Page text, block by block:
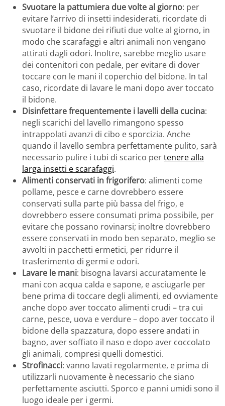
Svuotare la pattumiera due volte al giorno: per
evitare l’arrivo di insetti indesiderati, ricordate di
svuotare il bidone dei rifiuti due volte al giorno, in
modo che scarafaggi e altri animali non vengano
attirati dagli odori. Inoltre, sarebbe meglio usare
dei contenitori con pedale, per evitare di dover
toccare con le mani il coperchio del bidone. In tal
caso, ricordate di lavare le mani dopo aver toccato
il bidone.
Disinfettare frequentemente i lavelli della cucina:
negli scarichi del lavello rimangono spesso
intrappolati avanzi di cibo e sporcizia. Anche
quando il lavello sembra perfettamente pulito, sarà
necessario pulire i tubi di scarico pertenere alla
larga insetti e scarafaggi.
Alimenti conservati in frigorifero: alimenti come
pollame, pesce e carne dovrebbero essere
conservati sulla parte più bassa del frigo, e
dovrebbero essere consumati prima possibile, per
evitare che possano rovinarsi; inoltre dovrebbero
essere conservati in modo ben separato, meglio se
avvolti in pacchetti ermetici, per ridurre il
trasferimento di germi e odori.
Lavare le mani: bisogna lavarsi accuratamente le
mani con acqua calda e sapone, e asciugarle per
bene prima di toccare degli alimenti, ed ovviamente
anche dopo aver toccato alimenti crudi – tra cui
carne, pesce, uova e verdure – dopo aver toccato il
bidone della spazzatura, dopo essere andati in
bagno, aver soffiato il naso e dopo aver coccolato
gli animali, compresi quelli domestici.
Strofinacci: vanno lavati regolarmente, e prima di
utilizzarli nuovamente è necessario che siano
perfettamente asciutti. Sporco e panni umidi sono il
luogo ideale per i germi.